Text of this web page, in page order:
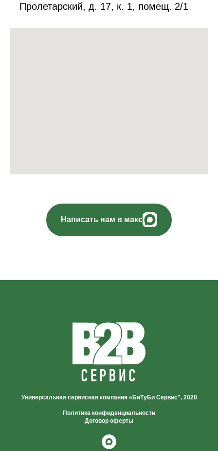
Пролетарский, д. 17, к. 1, помещ. 2/1
Написать нам в макс
Универсальная сервисная компания «БиТуБи Сервис", 2020
Политика конфиденциальности
Договор оферты